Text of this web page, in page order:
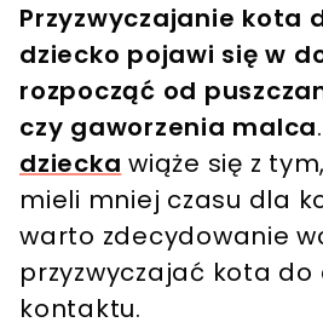
Przyzwyczajanie kota
dziecko pojawi się w
rozpocząć od
czy gaworzenia malca
dziecka wiąże się z
mieli mniej czasu dla
warto zdecydowanie
przyzwyczajać kota
kontaktu.